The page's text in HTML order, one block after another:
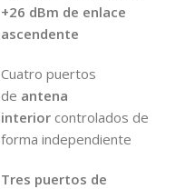
+26 dBm de enlace
ascendente
Cuatro puertos
de antena
interiorcontrolados de
forma independiente
Tres puertos de